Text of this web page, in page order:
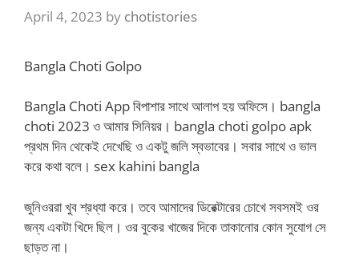
April 4, 2023 by chotistories
Bangla Choti Golpo
Bangla Choti App বিপাশার সাথে আলাপ হয় অফিসে। bangla
choti 2023 ও আমার সিনিয়র। bangla choti golpo apk
প্রথম দিন থেকেই দেখেছি ও একটু জলি স্বভাবের। সবার সাথে ও ভাল
করে কথা বলে। sex kahini bangla
জুনিওররা খুব শ্রধ্যা করে। তবে আমাদের ডিরেক্টারের চোখে সবসমই ওর
জন্য একটা খিদে ছিল। ওর বুকের খাজের দিকে তাকানোর কোন সুযোগ সে
ছাড়ত না।